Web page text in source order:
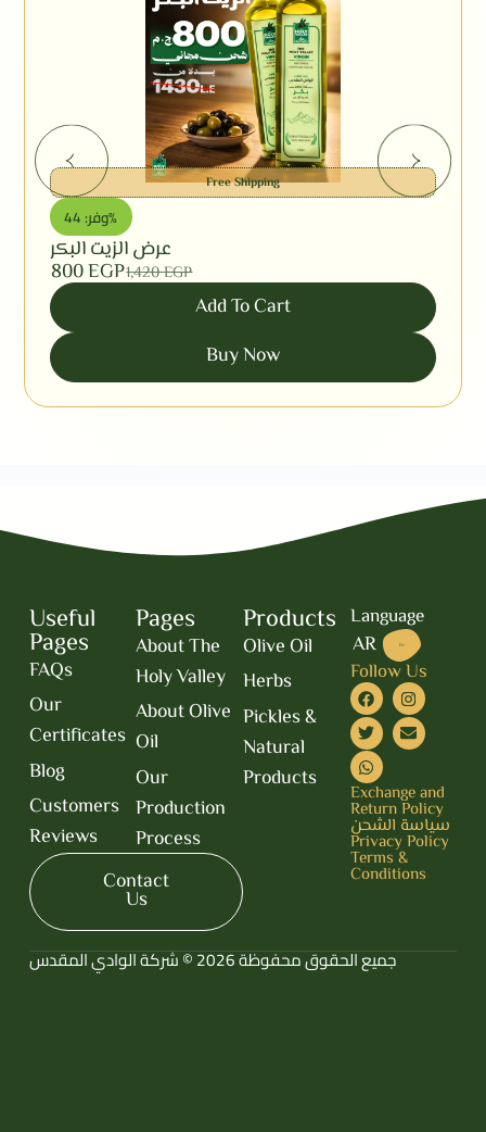
Free Shipping
وفر: 44%
عرض الزيت البكر
1,420EGP
800EGP
Add To Cart
Buy Now
Useful
Pages
FAQs
Our
Certificates
Blog
Customers
Reviews
Contact
Us
Pages
About The
Holy Valley
About Olive
Oil
Our
Production
Process
Products
Olive Oil
Herbs
Pickles &
Natural
Products
Language
AR EN
Follow Us
Exchange and
Return Policy
سياسة الشحن
Privacy Policy
Terms &
Conditions
جميع الحقوق محفوظة 2026 © شركة الوادي المقدس